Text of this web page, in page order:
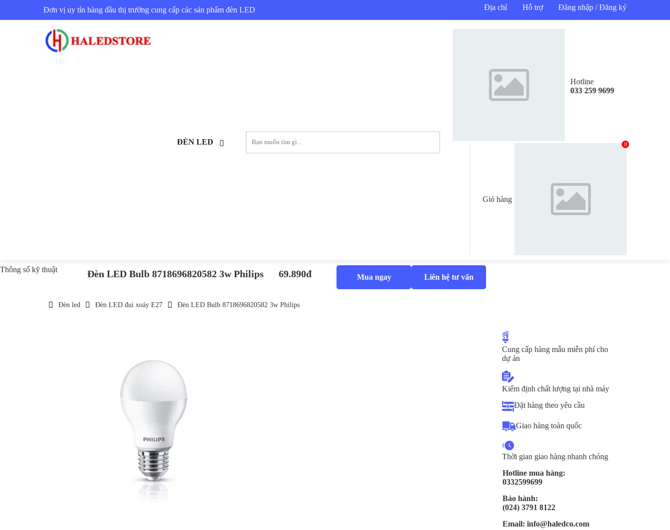
Đơn vị uy tín hàng đầu thị trường cung cấp các sản phẩm đèn LED Địa chỉ Hỗ trợ Đăng nhập / Đăng ký
ĐÈN LED
Hotline
033 259 9699
Giỏ hàng
0
Thông số kỹ thuật Đèn LED Bulb 8718696820582 3w Philips 69.890đ Mua ngay Liên hệ tư vấn
Đèn led Đèn LED đui xoáy E27 Đèn LED Bulb 8718696820582 3w Philips
Cung cấp hàng mẫu miễn phí cho
dự án
Kiểm định chất lượng tại nhà máy
Đặt hàng theo yêu cầu
Giao hàng toàn quốc
Thời gian giao hàng nhanh chóng
Hotline mua hàng:
0332599699
Bảo hành:
(024) 3791 8122
Email: info@haledco.com